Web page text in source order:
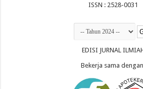
ISSN : 2528-0031
EDISI JURNAL
Bekerja sama